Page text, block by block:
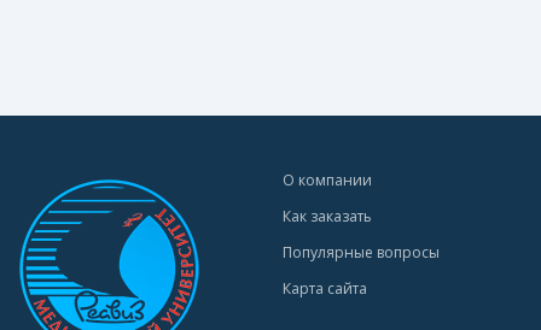
О компании
Как заказать
Популярные вопросы
Карта сайта